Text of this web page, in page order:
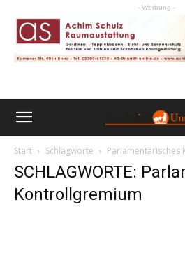
- Werbung -
Start Schlagworte Parlamentarisches
SCHLAGWORTE:
Kontrollgremium